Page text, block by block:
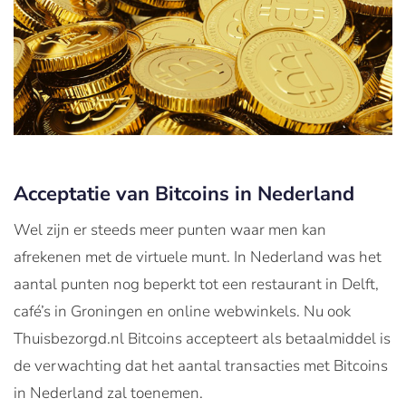
Acceptatie van Bitcoins in Nederland
Wel zijn er steeds meer punten waar men kan
afrekenen met de virtuele munt. In Nederland was het
aantal punten nog beperkt tot een restaurant in Delft,
café’s in Groningen en online webwinkels. Nu ook
Thuisbezorgd.nl Bitcoins accepteert als betaalmiddel is
de verwachting dat het aantal transacties met Bitcoins
in Nederland zal toenemen.